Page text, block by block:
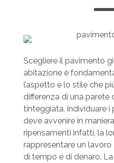
Scegliere il pavimento
abitazione è
l’aspetto e lo stile che
differenza di una parete
tinteggiata, individuare i
deve avvenire in
ripensamenti infatti, la
rappresentare un
di tempo e di denaro.